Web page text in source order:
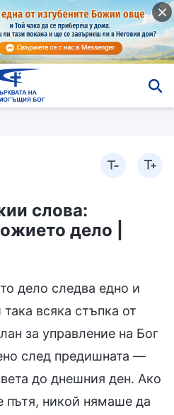
слова:
дело |
дело следва едно и
всяка стъпка от
за управление на Бог
след предишната —
до днешния ден. Ако
пътя, никой нямаше да